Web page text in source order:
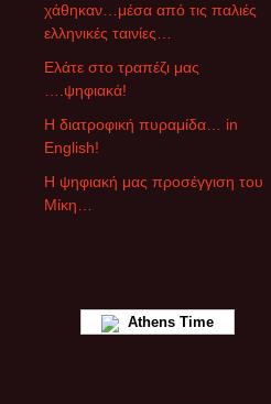
ρ
θ
ρ
ω
χάθηκαν…μέσα από τις παλιές
ελληνικές ταινίες…
Ελάτε στο τραπέζι μας
….ψηφιακά!
Η διατροφική πυραμίδα… in
English!
Η ψηφιακή μας προσέγγιση του
Μίκη…
Athens Time